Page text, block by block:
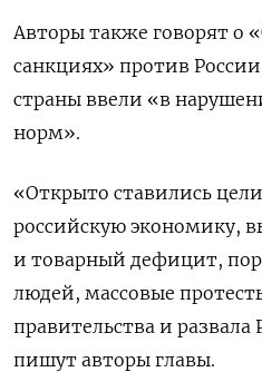
Авторы также говорят о
санкциях» против
страны ввели «в
норм».
«Открыто ставились
российскую экономику,
и товарный дефицит,
людей, массовые
правительства и
пишут авторы главы.